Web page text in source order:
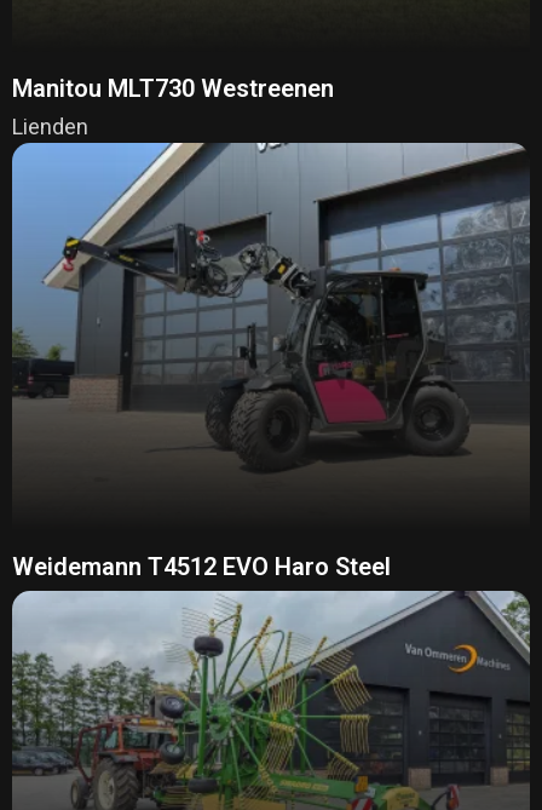
Manitou MLT730 Westreenen
Lienden
Weidemann T4512 EVO Haro Steel